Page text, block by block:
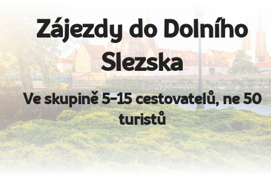
Zájezdy do Dolního
Slezska
Ve skupině 5-15 cestovatelů, ne 50
turistů